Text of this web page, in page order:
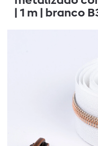
| 1 m | branco